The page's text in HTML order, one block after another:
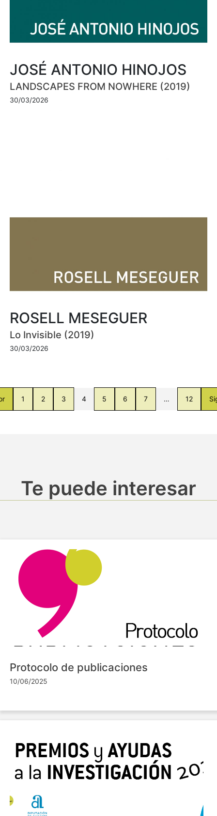
JOSÉ ANTONIO HINOJOS
LANDSCAPES FROM NOWHERE (2019)
30/03/2026
ROSELL MESEGUER
Lo Invisible (2019)
30/03/2026
1 2 3 4 5 6 7 … 12
Te puede interesar
Protocolo de publicaciones
10/06/2025